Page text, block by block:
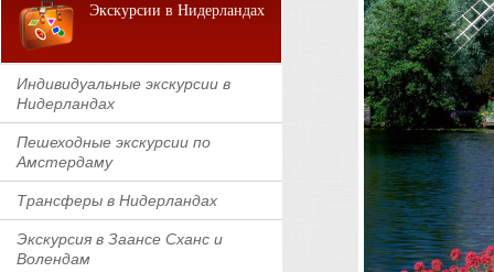
Экскурсии в Нидерландах
Индивидуальные экскурсии в
Нидерландах
Пешеходные экскурсии по
Амстердаму
Трансферы в Нидерландах
Экскурсия в Заансе Сханс и
Волендам